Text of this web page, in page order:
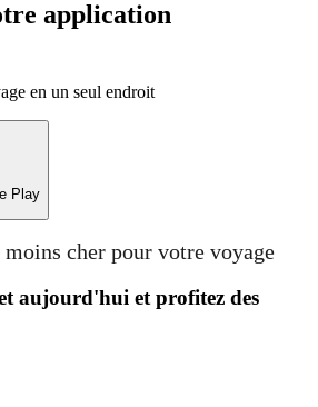
application
en un seul endroit
Play
cher pour votre voyage
aujourd'hui et profitez des